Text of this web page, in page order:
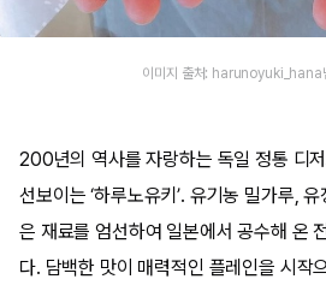
이미지 출처: harunoyuki_hana
200년의 역사를 자랑하는 독일 정통 디
선보이는 ‘하루노유키’. 유기농 밀가루,
은 재료를 엄선하여 일본에서 공수해 온
다. 담백한 맛이 매력적인 플레인을 시작